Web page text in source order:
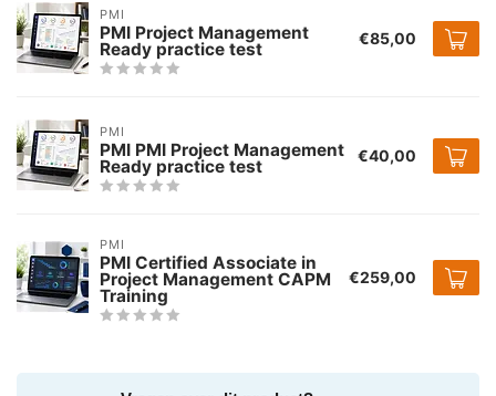
PMI
PMI Project Management
Ready practice test €85,00
PMI
PMI PMI Project Management
Ready practice test €40,00
PMI
PMI Certified Associate in
Project Management CAPM
Training
€259,00